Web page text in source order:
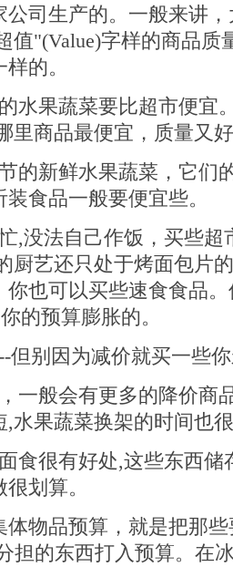
公司生产的。一般来讲
值"(Value)字样的商品质
的。
水果蔬菜要比超市便宜
里商品最便宜，质量又
的新鲜水果蔬菜，它们
食品一般要便宜些。
,没法自己作饭，买些超
厨艺还只处于烤面包片
你也可以买些速食食品
的预算膨胀的。
但别因为减价就买一些
一般会有更多的降价商
,水果蔬菜换架的时间也
食很有好处,这些东西储
划算。
体物品预算，就是把那
担的东西打入预算。在